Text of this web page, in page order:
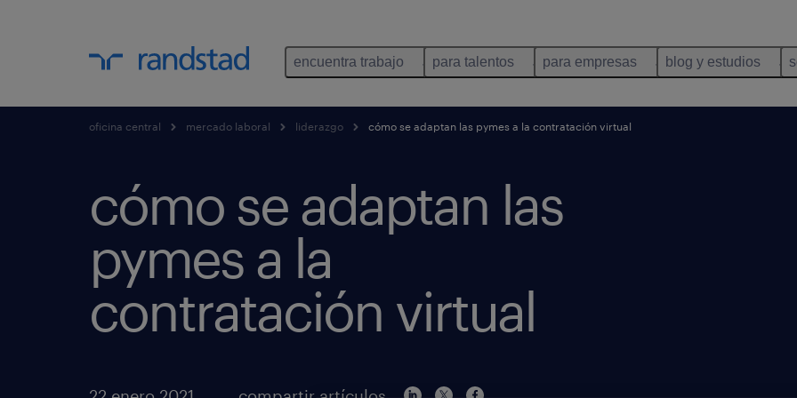
encuentra trabajo para talentos para empresas blog y estudios
oficina central mercado laboral liderazgo cómo se adaptan las pymes a la contratación virtual
cómo se adaptan las
pymes a la
contratación virtual